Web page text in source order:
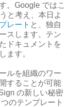
。Google ではこ
と考え、本日よ
レート と、独自
スします。テン
ドキュメントを
ます。
ルを組織のワー
することが可能
の新しい秘密
のテンプレート